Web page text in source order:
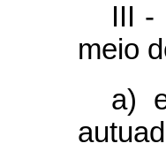
III -
meio
a)